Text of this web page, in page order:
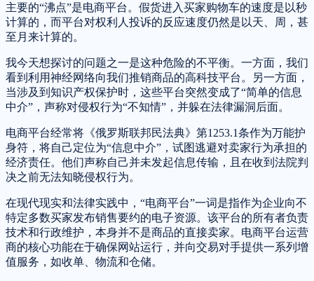
主要的“沸点”是电商平台。假货进入买家购物车的速度是以秒
计算的，而平台对权利人投诉的反应速度仍然是以天、周，甚
至月来计算的。
我今天想探讨的问题之一是这种危险的不平衡。一方面，我们
看到利用神经网络向我们推销商品的高科技平台。另一方面，
当涉及到知识产权保护时，这些平台突然变成了“简单的信息
中介”，声称对侵权行为“不知情”，并躲在法律漏洞后面。
电商平台经常将《俄罗斯联邦民法典》第1253.1条作为万能护
身符，将自己定位为“信息中介”，试图逃避对卖家行为承担的
经济责任。他们声称自己并未发起信息传输，且在收到法院判
决之前无法知晓侵权行为。
在现代现实和法律实践中，“电商平台”一词是指作为企业向不
特定多数买家发布销售要约的电子资源。该平台的所有者负责
技术和行政维护，本身并不是商品的直接卖家。电商平台运营
商的核心功能在于确保网站运行，并向交易对手提供一系列增
值服务，如收单、物流和仓储。